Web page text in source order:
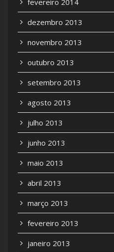
fevereiro 2014
dezembro 2013
novembro 2013
outubro 2013
setembro 2013
agosto 2013
julho 2013
junho 2013
maio 2013
abril 2013
março 2013
fevereiro 2013
janeiro 2013